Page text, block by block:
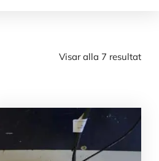
Visar alla 7 resultat